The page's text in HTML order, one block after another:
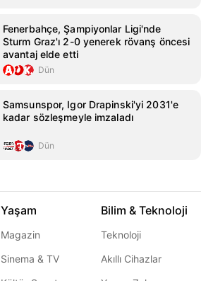
Fenerbahçe, Şampiyonlar Ligi'nde
Sturm Graz'ı 2-0 yenerek rövanş öncesi
avantaj elde etti
Dün
Samsunspor, Igor Drapinski'yi 2031'e
kadar sözleşmeyle imzaladı
Dün
Yaşam
Magazin
Sinema & TV
Bilim & Teknoloji
Teknoloji
Akıllı Cihazlar